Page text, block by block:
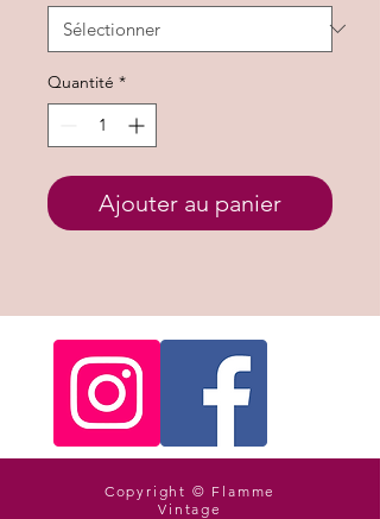
Quantité *
Ajouter au panier
Copyright © Flamme
Vintage